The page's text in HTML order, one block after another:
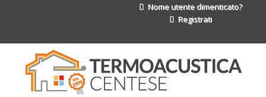
Nome utente dimenticato?
Registrati
Impermeabilizzanti per l'edilizia
Isolanti Termici, cartongesso e sistemi a secco
Isolanti Acustici
Porte e Finestre